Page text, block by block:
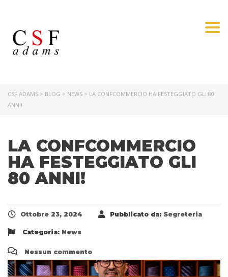
CSF ADAMS > BLOG > NEWS > LA CONFCOMMERCIO HA FESTEGGIATO GLI 80
ANNI!
LA CONFCOMMERCIO
HA FESTEGGIATO GLI
80 ANNI!
Ottobre 23, 2024 Pubblicato da: Segreteria
Categoria: News
Nessun commento